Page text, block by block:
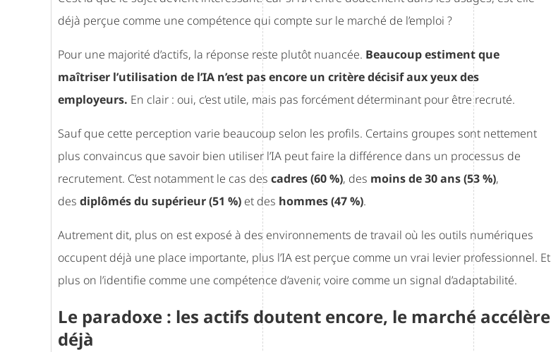
déjà perçue comme une compétence qui compte sur le marché de l’emploi ?
Pour une majorité d’actifs, la réponse reste plutôt nuancée. Beaucoup estiment que
maîtriser l’utilisation de l’IA n’est pas encore un critère décisif aux yeux des
employeurs. En clair : oui, c’est utile, mais pas forcément déterminant pour être recruté.
Sauf que cette perception varie beaucoup selon les profils. Certains groupes sont nettement
plus convaincus que savoir bien utiliser l’IA peut faire la différence dans un processus de
recrutement. C’est notamment le cas des cadres (60 %), des moins de 30 ans (53 %),
des diplômés du supérieur (51 %) et des hommes (47 %).
Autrement dit, plus on est exposé à des environnements de travail où les outils numériques
occupent déjà une place importante, plus l’IA est perçue comme un vrai levier professionnel. Et
plus on l’identifie comme une compétence d’avenir, voire comme un signal d’adaptabilité.
Le paradoxe : les actifs doutent encore, le marché accélère
déjà